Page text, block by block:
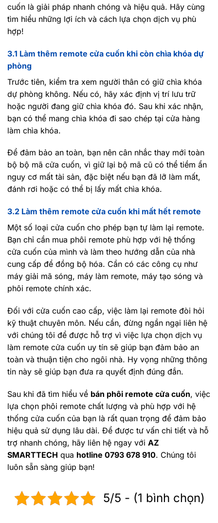
cuốn là giải pháp nhanh chóng và hiệu quả. Hãy cùng
tìm hiểu những lợi ích và cách lựa chọn dịch vụ phù
hợp!
3.1 Làm thêm remote cửa cuốn khi còn chìa khóa dự
phòng
Trước tiên, kiểm tra xem người thân có giữ chìa khóa
dự phòng không. Nếu có, hãy xác định vị trí lưu trữ
hoặc người đang giữ chìa khóa đó. Sau khi xác nhận,
bạn có thể mang chìa khóa đi sao chép tại cửa hàng
làm chìa khóa.
Để đảm bảo an toàn, bạn nên cân nhắc thay mới toàn
bộ bộ mã cửa cuốn, vì giữ lại bộ mã cũ có thể tiềm ẩn
nguy cơ mất tài sản, đặc biệt nếu bạn đã lỡ làm mất,
đánh rơi hoặc có thể bị lấy mất chìa khóa.
3.2 Làm thêm remote cửa cuốn khi mất hết remote
Một số loại cửa cuốn cho phép bạn tự làm lại remote.
Bạn chỉ cần mua phôi remote phù hợp với hệ thống
cửa cuốn của mình và làm theo hướng dẫn của nhà
cung cấp để đồng bộ hóa. Cần có các công cụ như
máy giải mã sóng, máy làm remote, máy tạo sóng và
phôi remote chính xác.
Đối với cửa cuốn cao cấp, việc làm lại remote đòi hỏi
kỹ thuật chuyên môn. Nếu cần, đừng ngần ngại liên hệ
với chúng tôi để được hỗ trợ vì việc lựa chọn dịch vụ
làm remote cửa cuốn uy tín sẽ giúp bạn đảm bảo an
toàn và thuận tiện cho ngôi nhà. Hy vọng những thông
tin này sẽ giúp bạn đưa ra quyết định đúng đắn.
Sau khi đã tìm hiểu về bán phôi remote cửa cuốn, việc
lựa chọn phôi remote chất lượng và phù hợp với hệ
thống cửa cuốn của bạn là rất quan trọng để đảm bảo
hiệu quả sử dụng lâu dài. Để được tư vấn chi tiết và hỗ
trợ nhanh chóng, hãy liên hệ ngay với AZ
SMARTTECH qua hotline 0793 678 910. Chúng tôi
luôn sẵn sàng giúp bạn!
5/5 - (1 bình chọn)